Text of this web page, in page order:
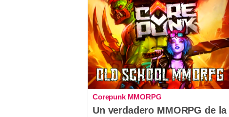
Corepunk MMORPG
Un verdadero MMORPG de la